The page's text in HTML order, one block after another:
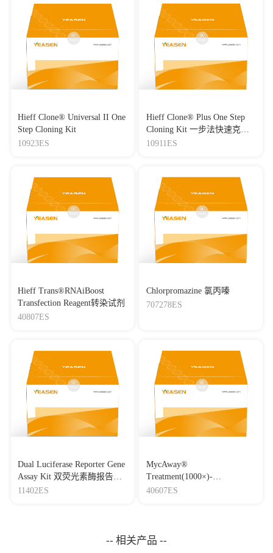
Hieff Clone® Universal II One
Step Cloning Kit
10923ES
Hieff Clone® Plus One Step
Cloning Kit 一步法快速克隆
试剂盒
10911ES
Hieff Trans®RNAiBoost
Transfection Reagent转染试剂
40807ES
Chlorpromazine 氯丙嗪
707278ES
Dual Luciferase Reporter Gene
Assay Kit 双荧光素酶报告基
因检测试剂盒
11402ES
MycAway®
Treatment(1000×)-
Mycoplasma Elimination
40607ES
-- 相关产品 --